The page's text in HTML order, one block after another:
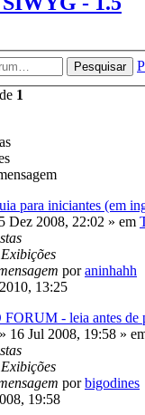
Pesquisar
de 1
para iniciantes (em
Dez 2008, 22:02 » em
Exibições
poraninhahh
13:25
- leia antes de
» 16 Jul 2008, 19:58 »
Exibições
porbigodines
19:58